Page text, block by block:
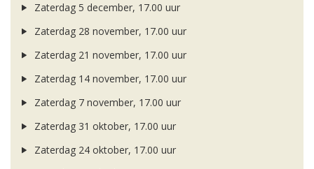
Zaterdag 5 december, 17.00 uur
Zaterdag 28 november, 17.00 uur
Zaterdag 21 november, 17.00 uur
Zaterdag 14 november, 17.00 uur
Zaterdag 7 november, 17.00 uur
Zaterdag 31 oktober, 17.00 uur
Zaterdag 24 oktober, 17.00 uur